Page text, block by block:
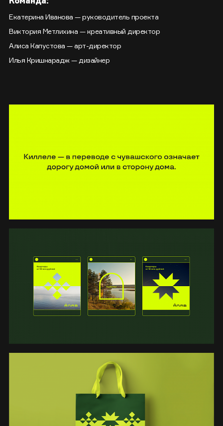
Екатерина Иванова — руководитель проекта
Виктория Метлихина — креативный директор
Алиса Капустова — арт-директор
Илья Кришнарадж — дизайнер